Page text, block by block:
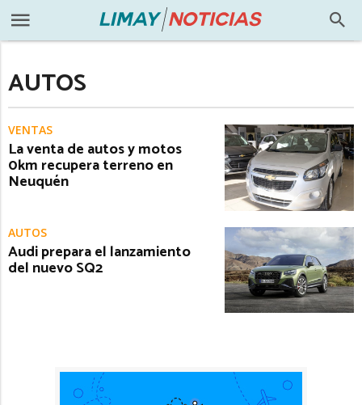
AUTOS
VENTAS
La venta de autos y motos
0km recupera terreno en
Neuquén
AUTOS
Audi prepara el lanzamiento
del nuevo SQ2